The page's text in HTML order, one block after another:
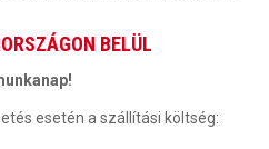
BELÜL
esetén a szállítási költség: